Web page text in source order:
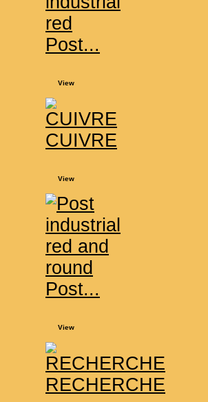
Post...
View
CUIVRE
View
Post...
View
RECHERCHE